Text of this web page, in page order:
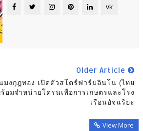
vk
Older Article
มงกุฎทอง เปิดตัวสโตร์ฟาร์มอินโน (ไทย
อมจำหน่ายโดรนเพื่อการเกษตรและโรง
เรือนอัจฉริยะ
View More